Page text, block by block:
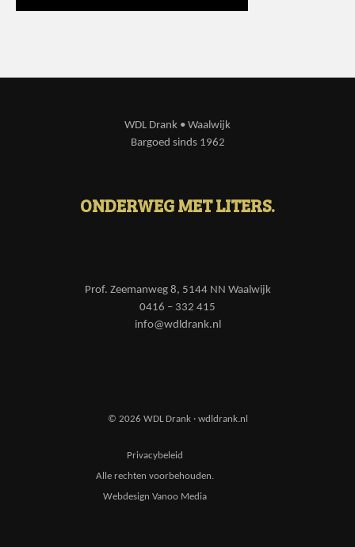
WDL Drank • Waalwijk
Bargoed sinds 1962
ONDERWEG MET LITERS.
Prof. Zeemanweg 8, 5144 NN Waalwijk
0416 – 332 415
info@wdldrank.nl
© 2026 WDL Drank · wdldrank.nl
Privacybeleid
Alle rechten voorbehouden.
Webdesign Vanoo Media